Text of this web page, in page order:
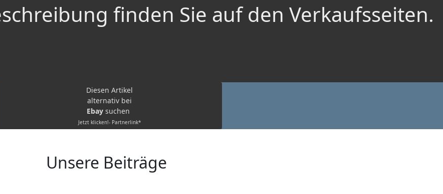
finden Sie auf den Verkaufsseiten.
Diesen Artikel
alternativ bei
Ebay suchen
Jetzt klicken!- Partnerlink*
Unsere Beiträge